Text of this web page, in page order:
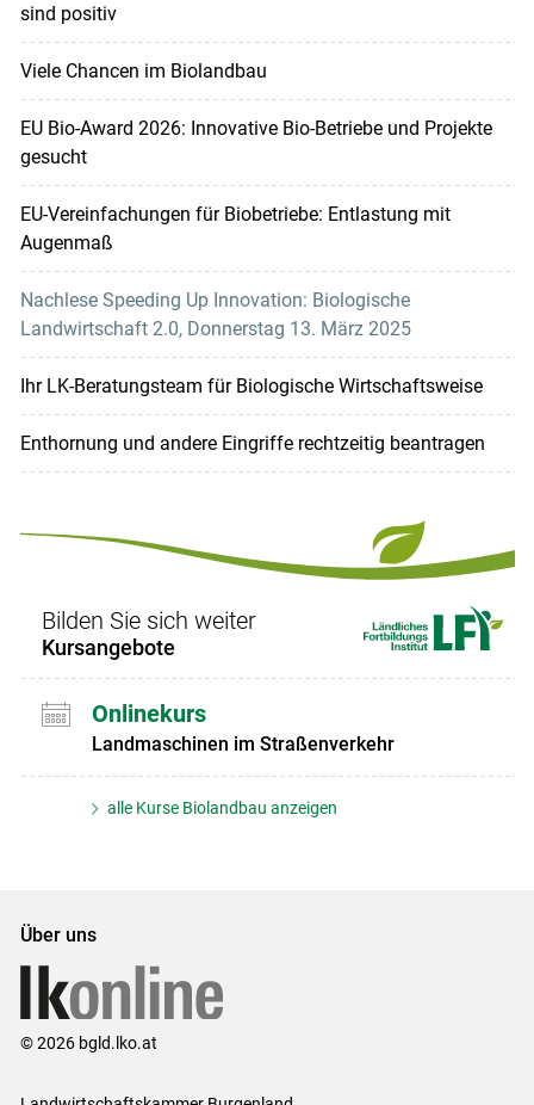
sind positiv
Viele Chancen im Biolandbau
EU Bio-Award 2026: Innovative Bio-Betriebe und Projekte
gesucht
EU-Verein­fachungen für Biobetriebe: Entlastung mit
Augenmaß
Nachlese Speeding Up Innovation: Biologische
Landwirtschaft 2.0, Donnerstag 13. März 2025
Ihr LK-Beratungsteam für Biologische Wirtschaftsweise
Enthornung und andere Eingriffe rechtzeitig beantragen
Bilden Sie sich weiter
Kursangebote
Onlinekurs
Landmaschinen im Straßenverkehr
alle Kurse Biolandbau anzeigen
Über uns
© 2026 bgld.lko.at